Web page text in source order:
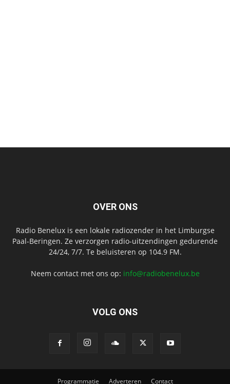
OVER ONS
Radio Benelux is een lokale radiozender in het Limburgse
Paal-Beringen. Ze verzorgen radio-uitzendingen gedurende
24/24, 7/7. Te beluisteren op 104.9 FM.
Neem contact met ons op: info@radiobenelux.be
VOLG ONS
Programmatie Adverteren Contact